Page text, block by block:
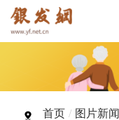
首页 / 图片新闻